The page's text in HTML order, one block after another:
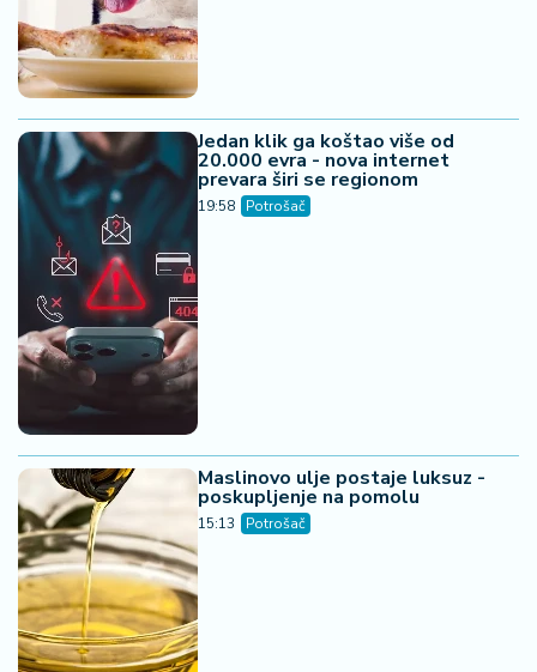
Jedan klik ga koštao više od
20.000 evra - nova internet
prevara širi se regionom
19:58 Potrošač
Maslinovo ulje postaje luksuz -
poskupljenje na pomolu
15:13 Potrošač